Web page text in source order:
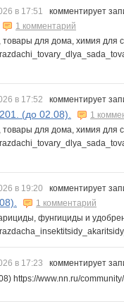
в 17:51 комментирует
1 комментарий
для дома, химия для
в 17:52 комментирует
(до 02.08).
1
для дома, химия для
в 19:20 комментирует
1 комментарий
фунгициды и
в 17:23 комментирует
https://www.nn.ru/